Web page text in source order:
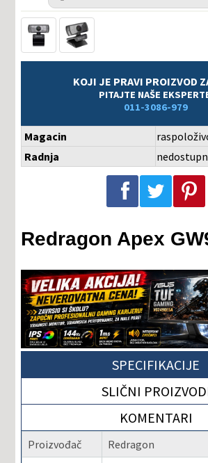
KOJI JE PRAVI PROIZVOD
PITAJTE NAŠE
011-3086-979
Magacin
Radnja
Podeli na Facebook-u Podeli na Twitter-u Podeli na Pinterest-u
Redragon Apex
SPECIFIKACIJE
SLIČNI
KOMENTARI
Proizvođač
Redragon